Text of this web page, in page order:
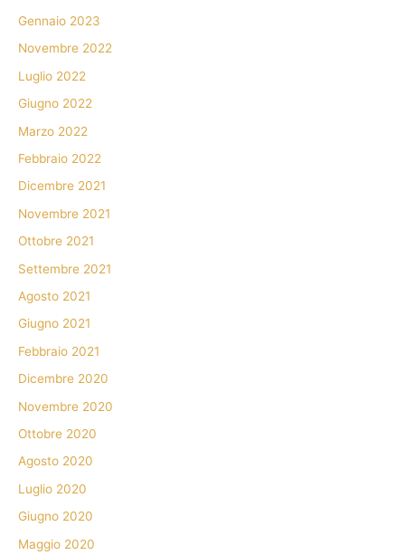
Gennaio 2023
Novembre 2022
Luglio 2022
Giugno 2022
Marzo 2022
Febbraio 2022
Dicembre 2021
Novembre 2021
Ottobre 2021
Settembre 2021
Agosto 2021
Giugno 2021
Febbraio 2021
Dicembre 2020
Novembre 2020
Ottobre 2020
Agosto 2020
Luglio 2020
Giugno 2020
Maggio 2020